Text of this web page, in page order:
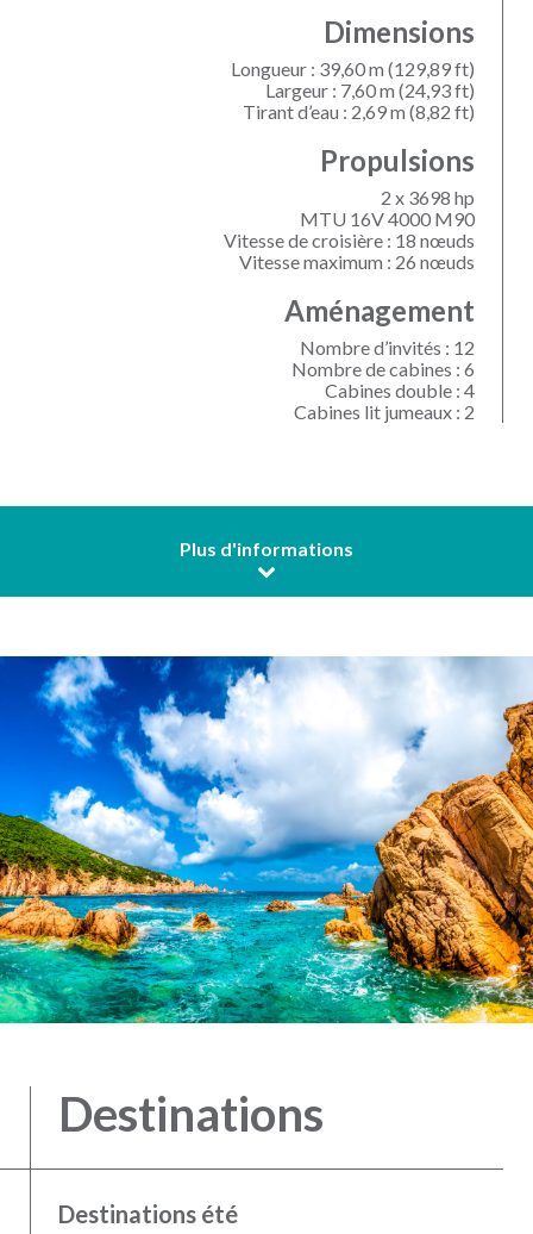
Dimensions
Longueur : 39,60 m (129,89 ft)
Largeur : 7,60 m (24,93 ft)
Tirant d’eau : 2,69 m (8,82 ft)
Propulsions
2 x 3698 hp
MTU 16V 4000 M90
Vitesse de croisière : 18 nœuds
Vitesse maximum : 26 nœuds
Aménagement
Nombre d’invités : 12
Nombre de cabines : 6
Cabines double : 4
Cabines lit jumeaux : 2
Plus d'informations
Destinations
Destinations été